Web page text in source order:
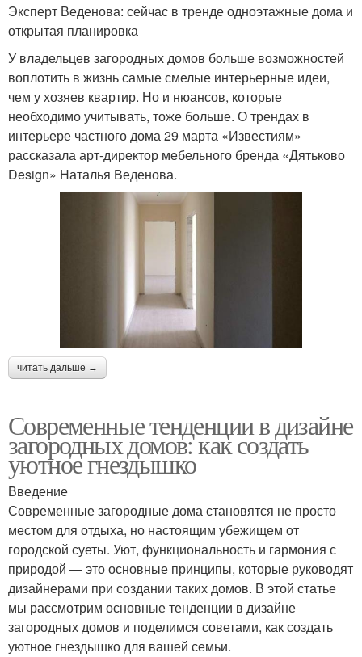
Эксперт Веденова: сейчас в тренде одноэтажные дома и
открытая планировка
У владельцев загородных домов больше возможностей
воплотить в жизнь самые смелые интерьерные идеи,
чем у хозяев квартир. Но и нюансов, которые
необходимо учитывать, тоже больше. О трендах в
интерьере частного дома 29 марта «Известиям»
рассказала арт-директор мебельного бренда «Дятьково
Design» Наталья Веденова.
читать дальше →
Современные тенденции в дизайне
загородных домов: как создать
уютное гнездышко
Введение
Современные загородные дома становятся не просто
местом для отдыха, но настоящим убежищем от
городской суеты. Уют, функциональность и гармония с
природой — это основные принципы, которые руководят
дизайнерами при создании таких домов. В этой статье
мы рассмотрим основные тенденции в дизайне
загородных домов и поделимся советами, как создать
уютное гнездышко для вашей семьи.